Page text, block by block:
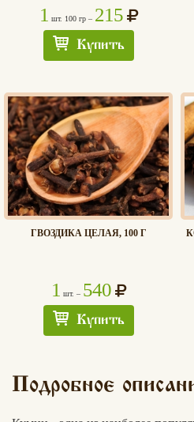
1 шт. 100 гр – 215
Купить
ГВОЗДИКА ЦЕЛАЯ, 100 Г
1 шт. – 540
Купить
Подробное